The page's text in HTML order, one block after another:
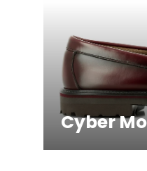
Cyber